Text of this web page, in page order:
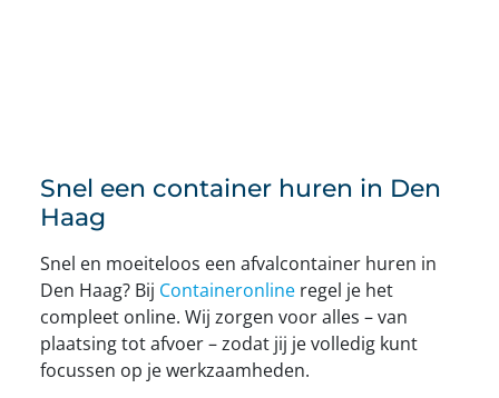
Snel een container huren in Den
Haag
Snel en moeiteloos een afvalcontainer huren in
Den Haag? Bij Containeronline regel je het
compleet online. Wij zorgen voor alles – van
plaatsing tot afvoer – zodat jij je volledig kunt
focussen op je werkzaamheden.